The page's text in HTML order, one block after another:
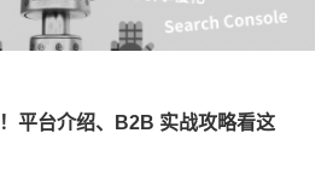
平台介绍、B2B 实战攻略看这